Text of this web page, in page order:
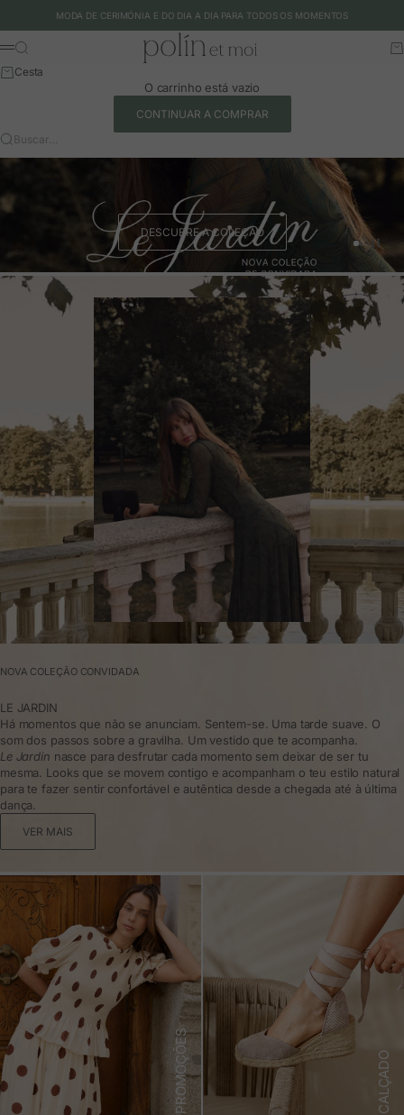
MODA DE CERIMÓNIA E DO DIA A DIA PARA TODOS OS MOMENTOS
Polín et moi - EU
Menu
Buscar
Cesta
O carrinho está vazio
CONTINUAR A COMPRAR
Buscar…
DESCUBRE A COLEÇÃO
Ir para o
Ir para
NOVA COLEÇÃO CONVIDADA
LE JARDIN
Há momentos que não se anunciam. Sentem-se. Uma tarde suave. O
som dos passos sobre a gravilha. Um vestido que te acompanha.
Le Jardin nasce para desfrutar cada momento sem deixar de ser tu
mesma. Looks que se movem contigo e acompanham o teu estilo natural
para te fazer sentir confortável e autêntica desde a chegada até à última
dança.
VER MAIS
PROMOÇÕES CALÇADO